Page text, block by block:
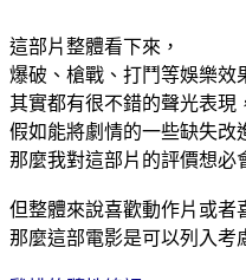
這部片整體看下來，
爆破、槍戰、打鬥等娛樂效
其實都有很不錯的聲光表現
假如能將劇情的一些缺失改
那麼我對這部片的評價想必
但整體來說喜歡動作片或者
那麼這部電影是可以列入考